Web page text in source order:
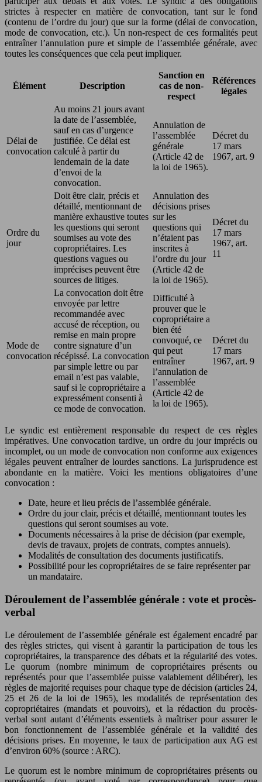
strictes à respecter en matière de convocation, tant sur le fond
(contenu de l’ordre du jour) que sur la forme (délai de convocation,
mode de convocation, etc.). Un non-respect de ces formalités peut
entraîner l’annulation pure et simple de l’assemblée générale, avec
toutes les conséquences que cela peut impliquer.
Élément Description
Sanction en
cas de non-
respect
Références
légales
Délai de
convocation
Au moins 21 jours avant
la date de l’assemblée,
sauf en cas d’urgence
justifiée. Ce délai est
calculé à partir du
lendemain de la date
d’envoi de la
convocation.
Annulation de
l’assemblée
générale
(Article 42 de
la loi de 1965).
Décret du
17 mars
1967, art. 9
Ordre du
jour
Doit être clair, précis et
détaillé, mentionnant de
manière exhaustive toutes
les questions qui seront
soumises au vote des
copropriétaires. Les
questions vagues ou
imprécises peuvent être
sources de litiges.
Annulation des
décisions prises
sur les
questions qui
n’étaient pas
inscrites à
l’ordre du jour
(Article 42 de
la loi de 1965).
Décret du
17 mars
1967, art.
11
Mode de
convocation
La convocation doit être
envoyée par lettre
recommandée avec
accusé de réception, ou
remise en main propre
contre signature d’un
récépissé. La convocation
par simple lettre ou par
email n’est pas valable,
sauf si le copropriétaire a
expressément consenti à
ce mode de convocation.
Difficulté à
prouver que le
copropriétaire a
bien été
convoqué, ce
qui peut
entraîner
l’annulation de
l’assemblée
(Article 42 de
la loi de 1965).
Décret du
17 mars
1967, art. 9
Le syndic est entièrement responsable du respect de ces règles
impératives. Une convocation tardive, un ordre du jour imprécis ou
incomplet, ou un mode de convocation non conforme aux exigences
légales peuvent entraîner de lourdes sanctions. La jurisprudence est
abondante en la matière. Voici les mentions obligatoires d’une
convocation :
Date, heure et lieu précis de l’assemblée générale.
Ordre du jour clair, précis et détaillé, mentionnant toutes les
questions qui seront soumises au vote.
Documents nécessaires à la prise de décision (par exemple,
devis de travaux, projets de contrats, comptes annuels).
Modalités de consultation des documents justificatifs.
Possibilité pour les copropriétaires de se faire représenter par
un mandataire.
Déroulement de l’assemblée générale : vote et procès-
verbal
Le déroulement de l’assemblée générale est également encadré par
des règles strictes, qui visent à garantir la participation de tous les
copropriétaires, la transparence des débats et la régularité des votes.
Le quorum (nombre minimum de copropriétaires présents ou
représentés pour que l’assemblée puisse valablement délibérer), les
règles de majorité requises pour chaque type de décision (articles 24,
25 et 26 de la loi de 1965), les modalités de représentation des
copropriétaires (mandats et pouvoirs), et la rédaction du procès-
verbal sont autant d’éléments essentiels à maîtriser pour assurer le
bon fonctionnement de l’assemblée générale et la validité des
décisions prises. En moyenne, le taux de participation aux AG est
d’environ 60% (source : ARC).
Le quorum est le nombre minimum de copropriétaires présents ou